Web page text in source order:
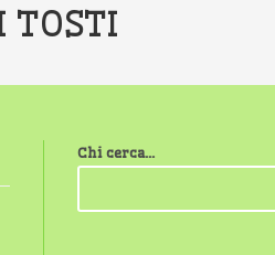
TOSTI
Chi cerca...